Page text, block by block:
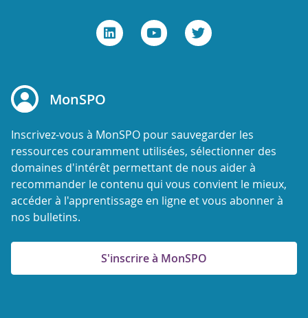
MonSPO
Inscrivez-vous à MonSPO pour sauvegarder les
ressources couramment utilisées, sélectionner des
domaines d'intérêt permettant de nous aider à
recommander le contenu qui vous convient le mieux,
accéder à l'apprentissage en ligne et vous abonner à
nos bulletins.
S'inscrire à MonSPO